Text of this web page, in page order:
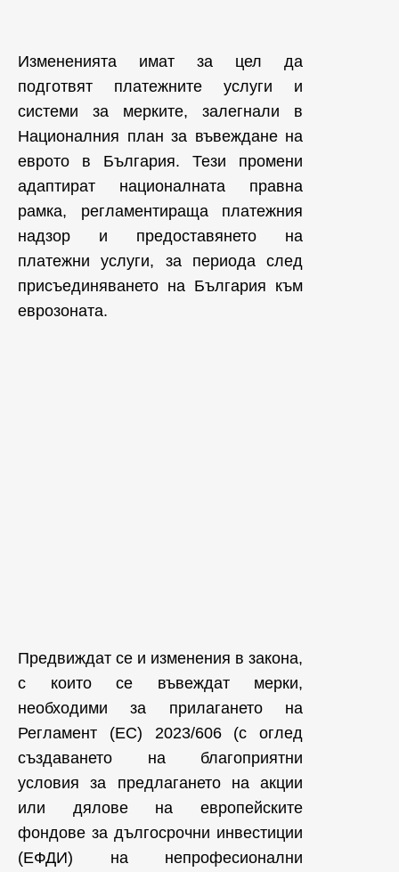
Измененията имат за цел да
подготвят платежните услуги и
системи за мерките, залегнали в
Националния план за въвеждане на
еврото в България. Тези промени
адаптират националната правна
рамка, регламентираща платежния
надзор и предоставянето на
платежни услуги, за периода след
присъединяването на България към
еврозоната.
Предвиждат се и изменения в закона,
с които се въвеждат мерки,
необходими за прилагането на
Регламент (ЕС) 2023/606 (с оглед
създаването на благоприятни
условия за предлагането на акции
или дялове на европейските
фондове за дългосрочни инвестиции
(ЕФДИ) на непрофесионални